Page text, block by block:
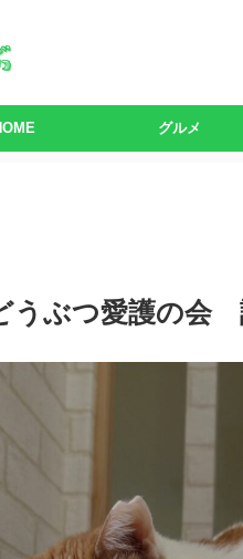
グルメ
うぶつ愛護の会